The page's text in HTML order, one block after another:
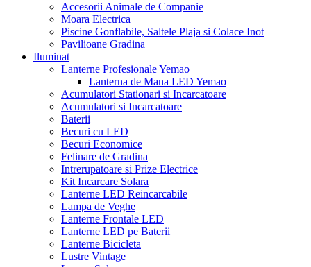
Accesorii Animale de Companie
Moara Electrica
Piscine Gonflabile, Saltele Plaja si Colace Inot
Pavilioane Gradina
Iluminat
Lanterne Profesionale Yemao
Lanterna de Mana LED Yemao
Acumulatori Stationari si Incarcatoare
Acumulatori si Incarcatoare
Baterii
Becuri cu LED
Becuri Economice
Felinare de Gradina
Intrerupatoare si Prize Electrice
Kit Incarcare Solara
Lanterne LED Reincarcabile
Lampa de Veghe
Lanterne Frontale LED
Lanterne LED pe Baterii
Lanterne Bicicleta
Lustre Vintage